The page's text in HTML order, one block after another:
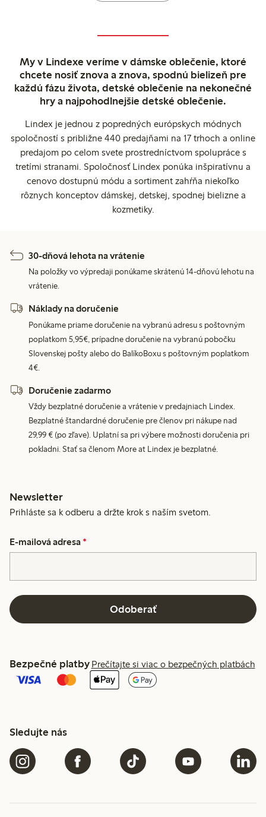
My v Lindexe veríme v dámske oblečenie, ktoré
chcete nosiť znova a znova, spodnú bielizeň pre
každú fázu života, detské oblečenie na nekonečné
hry a najpohodlnejšie detské oblečenie.
Lindex je jednou z popredných európskych módnych
spoločností s približne 440 predajňami na 17 trhoch a online
predajom po celom svete prostredníctvom spolupráce s
tretími stranami. Spoločnosť Lindex ponúka inšpiratívnu a
cenovo dostupnú módu a sortiment zahŕňa niekoľko
rôznych konceptov dámskej, detskej, spodnej bielizne a
kozmetiky.
30-dňová lehota na vrátenie
Na položky vo výpredaji ponúkame skrátenú 14-dňovú lehotu na
vrátenie.
Náklady na doručenie
Ponúkame priame doručenie na vybranú adresu s poštovným
poplatkom 5,95€, prípadne doručenie na vybranú pobočku
Slovenskej pošty alebo do BalíkoBoxu s poštovným poplatkom
4€.
Doručenie zadarmo
Vždy bezplatné doručenie a vrátenie v predajniach Lindex.
Bezplatné štandardné doručenie pre členov pri nákupe nad
29,99 € (po zľave). Uplatní sa pri výbere možnosti doručenia pri
pokladni. Stať sa členom More at Lindex je bezplatné.
Newsletter
Prihláste sa k odberu a držte krok s naším svetom.
E-mailová adresa *
Odoberať
Bezpečné platby Prečítajte si viac o bezpečných platbách
Sledujte nás